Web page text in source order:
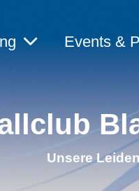
Events &
Unsere